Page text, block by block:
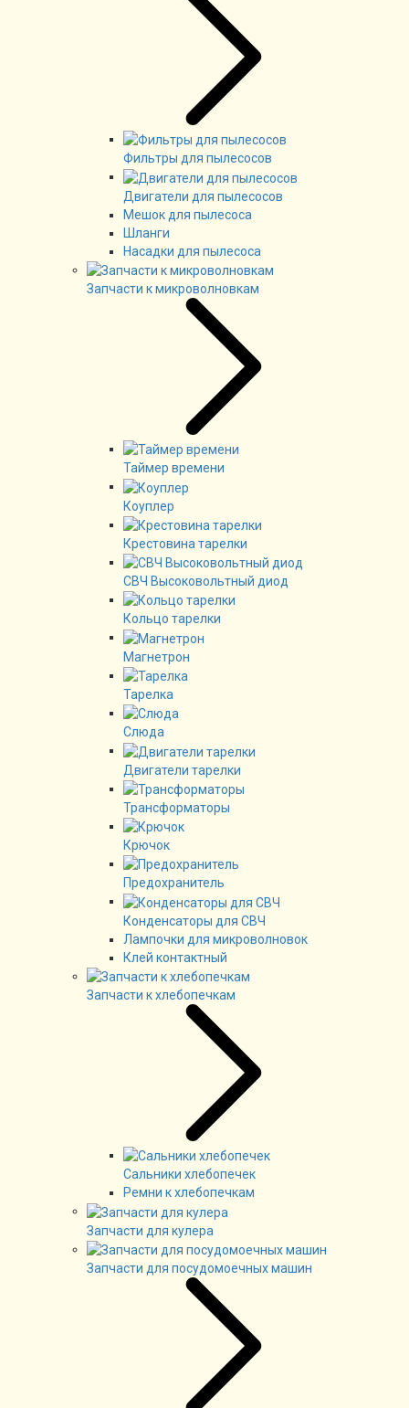
Фильтры для пылесосов
Двигатели для пылесосов
Мешок для пылесоса
Шланги
Насадки для пылесоса
Запчасти к микроволновкам
Таймер времени
Коуплер
Крестовина тарелки
СВЧ Высоковольтный диод
Кольцо тарелки
Магнетрон
Тарелка
Слюда
Двигатели тарелки
Трансформаторы
Крючок
Предохранитель
Конденсаторы для СВЧ
Лампочки для микроволновок
Клей контактный
Запчасти к хлебопечкам
Сальники хлебопечек
Ремни к хлебопечкам
Запчасти для кулера
Запчасти для посудомоечных машин